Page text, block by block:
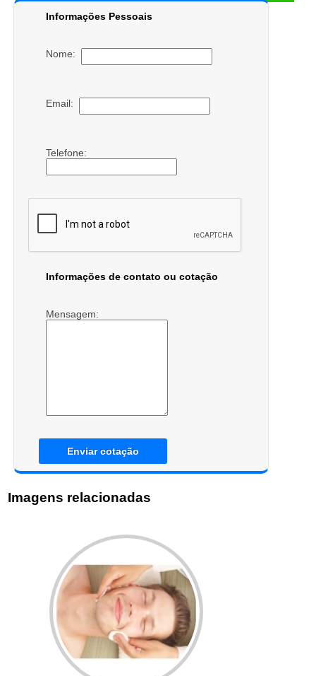
Informações Pessoais
Nome:
Email:
Telefone:
Informações de contato ou cotação
Mensagem:
Enviar cotação
Imagens relacionadas